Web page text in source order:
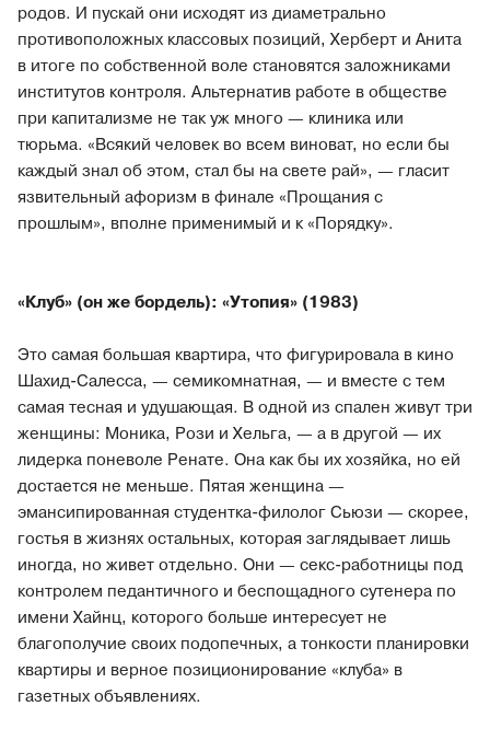
родов. И пускай они исходят из диаметрально
противоположных классовых позиций, Херберт и Анита
в итоге по собственной воле становятся заложниками
институтов контроля. Альтернатив работе в обществе
при капитализме не так уж много — клиника или
тюрьма. «Всякий человек во всем виноват, но если бы
каждый знал об этом, стал бы на свете рай», — гласит
язвительный афоризм в финале «Прощания с
прошлым», вполне применимый и к «Порядку».
«Клуб» (он же бордель): «Утопия» (1983)
Это самая большая квартира, что фигурировала в кино
Шахид-Салесса, — семикомнатная, — и вместе с тем
самая тесная и удушающая. В одной из спален живут три
женщины: Моника, Рози и Хельга, — а в другой — их
лидерка поневоле Ренате. Она как бы их хозяйка, но ей
достается не меньше. Пятая женщина —
эмансипированная студентка-филолог Сьюзи — скорее,
гостья в жизнях остальных, которая заглядывает лишь
иногда, но живет отдельно. Они — секс-работницы под
контролем педантичного и беспощадного сутенера по
имени Хайнц, которого больше интересует не
благополучие своих подопечных, а тонкости планировки
квартиры и верное позиционирование «клуба» в
газетных объявлениях.